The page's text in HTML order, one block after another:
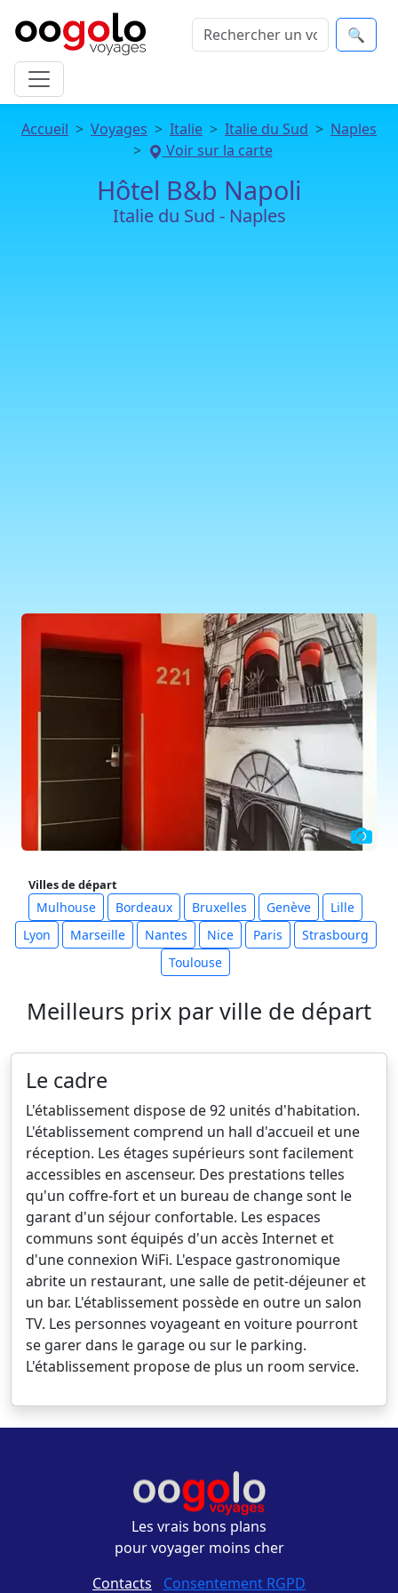
🔍
Accueil Voyages Italie Italie du Sud
Naples
Voir sur la carte
Hôtel B&b Napoli
Italie du Sud - Naples
Villes de départ
Mulhouse Bordeaux Bruxelles Genève
Lille
Lyon
Marseille Nantes Nice Paris
Strasbourg
Toulouse
Meilleurs prix par ville de départ
Le cadre
L'établissement dispose de 92 unités d'habitation.
L'établissement comprend un hall d'accueil et une
réception. Les étages supérieurs sont facilement
accessibles en ascenseur. Des prestations telles
qu'un coffre-fort et un bureau de change sont le
garant d'un séjour confortable. Les espaces
communs sont équipés d'un accès Internet et
d'une connexion WiFi. L'espace gastronomique
abrite un restaurant, une salle de petit-déjeuner et
un bar. L'établissement possède en outre un salon
TV. Les personnes voyageant en voiture pourront
se garer dans le garage ou sur le parking.
L'établissement propose de plus un room service.
Les vrais bons plans
pour voyager moins cher
Contacts - Consentement RGPD